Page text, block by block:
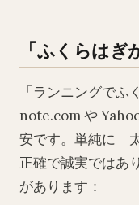
「ふくらは
「ランニングで
note.com や
安です。単純に「
正確で誠実ではあ
があります：